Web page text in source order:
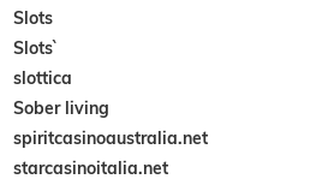
Slots
Slots`
slottica
Sober living
spiritcasinoaustralia.net
starcasinoitalia.net